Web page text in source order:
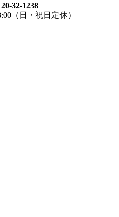
32-1238
（日・祝日定休）